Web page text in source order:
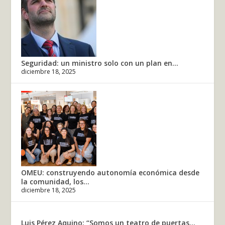
Seguridad: un ministro solo con un plan en...
diciembre 18, 2025
OMEU: construyendo autonomía económica desde
la comunidad, los...
diciembre 18, 2025
Luis Pérez Aquino: “Somos un teatro de puertas...